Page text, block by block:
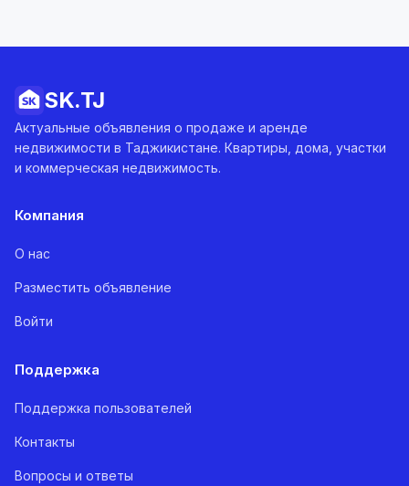
SK.TJ
Актуальные объявления о продаже и аренде
недвижимости в Таджикистане. Квартиры, дома, участки
и коммерческая недвижимость.
Компания
О нас
Разместить объявление
Войти
Поддержка
Поддержка пользователей
Контакты
Вопросы и ответы